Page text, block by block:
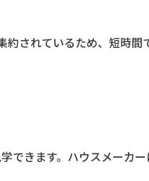
されているため、短時間
できます。ハウスメーカ